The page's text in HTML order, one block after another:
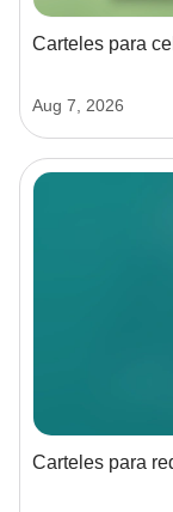
Carteles para
Aug 7, 2026
Carteles para